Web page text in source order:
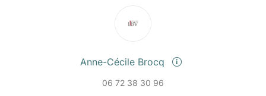
Anne-Cécile Brocq
06 72 38 30 96